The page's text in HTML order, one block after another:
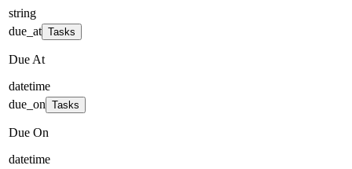
string
due_at Tasks
Due At
datetime
due_on Tasks
Due On
datetime